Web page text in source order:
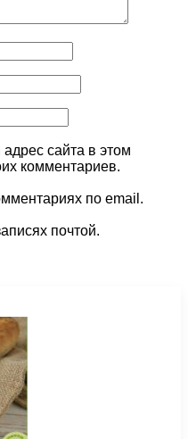
сайта в этом
комментариев.
по email.
почтой.